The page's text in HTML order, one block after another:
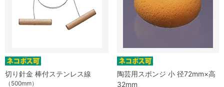
切り針金 棒付ステンレス線
（500mm）
陶芸用スポンジ 小 径72mm×高
32mm